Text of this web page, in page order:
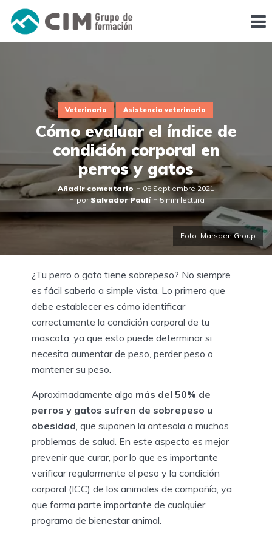
Foto: Marsden Group
Veterinaria Asistencia veterinaria
Cómo evaluar el índice de
condición corporal en
perros y gatos
Añadir comentario
08 Septiembre 2021
porSalvador Paulí 5 min lectura
¿Tu perro o gato tiene sobrepeso? No siempre
es fácil saberlo a simple vista. Lo primero que
debe establecer es cómo identificar
correctamente la condición corporal de tu
mascota, ya que esto puede determinar si
necesita aumentar de peso, perder peso o
mantener su peso.
Aproximadamente algo más del 50% de
perros y gatos sufren de sobrepeso u
obesidad, que suponen la antesala a muchos
problemas de salud. En este aspecto es mejor
prevenir que curar, por lo que es importante
verificar regularmente el peso y la condición
corporal (ICC) de los animales de compañía, ya
que forma parte importante de cualquier
programa de bienestar animal.